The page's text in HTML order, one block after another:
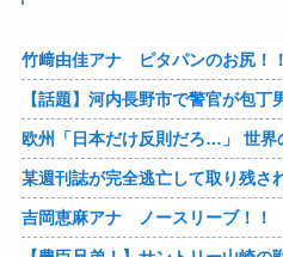
竹﨑由佳アナ ピタパンのお尻！！
吉岡恵麻アナ ノースリーブ！！